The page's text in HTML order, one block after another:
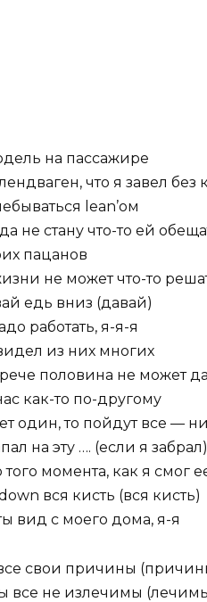
на пассажире
что я завел без
lean’ом
не стану что-то ей
пацанов
не может что-то
едь вниз (давай)
работать, я-я-я
из них многих
половина не может
как-то по-другому
один, то пойдут все —
на эту …. (если я забрал)
момента, как я смог
вся кисть (вся кисть)
вид с моего дома, я-я
свои причины
все не излечимы